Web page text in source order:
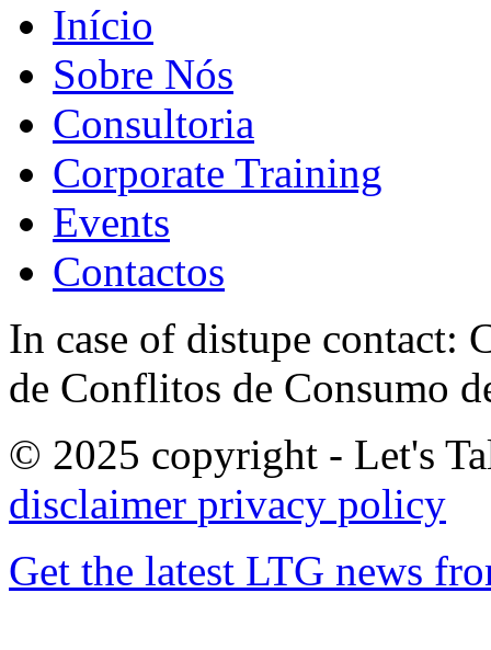
Início
Sobre Nós
Consultoria
Corporate Training
Events
Contactos
In case of distupe contact:
de Conflitos de Consumo
© 2025 copyright - Let's
disclaimer privacy policy
Get the latest LTG news